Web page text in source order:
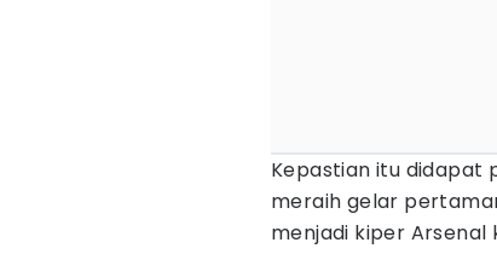
Kepastian itu didapat
meraih gelar
menjadi kiper